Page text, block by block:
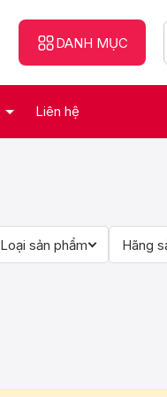
DANH MỤC
Liên hệ
Loại sản phẩm Hãng